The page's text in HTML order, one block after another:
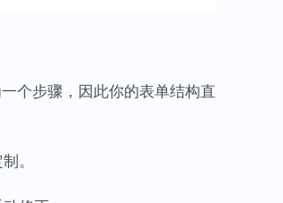
个步骤，因此你的表单结构直
。